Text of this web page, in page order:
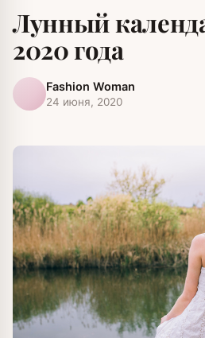
Лунный
2020 года
Fashion Woman
24 июня, 2020